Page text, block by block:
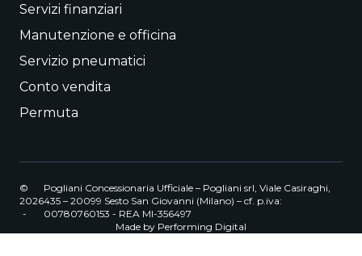
Servizi finanziari
Manutenzione e officina
Servizio pneumatici
Conto vendita
Permuta
©
2026
-
Pogliani Concessionaria Ufficiale – Pogliani srl, Viale Casiraghi,
435 – 20099 Sesto San Giovanni (Milano) – cf. p.iva:
00780760153 - REA MI-356497
Made by Performing Digital